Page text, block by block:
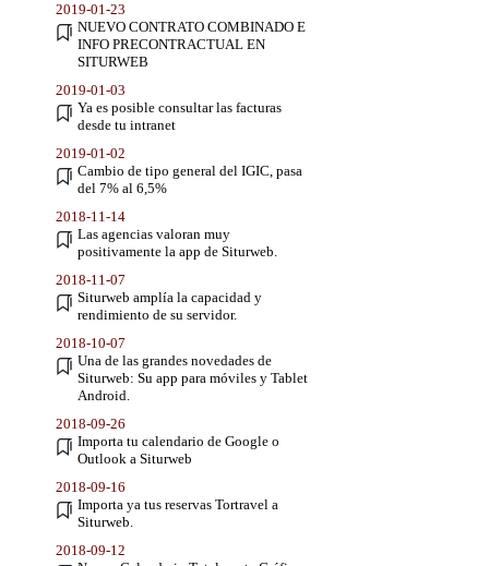
2019-01-23
NUEVO CONTRATO COMBINADO E
INFO PRECONTRACTUAL EN
SITURWEB
2019-01-03
Ya es posible consultar las facturas
desde tu intranet
2019-01-02
Cambio de tipo general del IGIC, pasa
del 7% al 6,5%
2018-11-14
Las agencias valoran muy
positivamente la app de Siturweb.
2018-11-07
Siturweb amplía la capacidad y
rendimiento de su servidor.
2018-10-07
Una de las grandes novedades de
Siturweb: Su app para móviles y Tablet
Android.
2018-09-26
Importa tu calendario de Google o
Outlook a Siturweb
2018-09-16
Importa ya tus reservas Tortravel a
Siturweb.
2018-09-12